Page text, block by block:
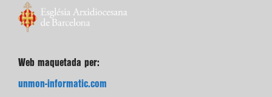
Web maquetada per:
unmon-informatic.com